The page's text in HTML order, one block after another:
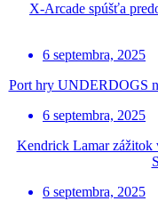
X-Arcade spúšťa
6 septembra, 2025
Port hry UNDERDOGS
6 septembra, 2025
Kendrick Lamar zážitok
6 septembra, 2025